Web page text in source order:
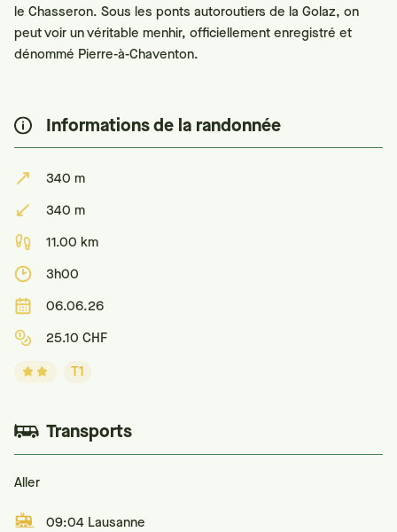
le Chasseron. Sous les ponts autoroutiers de la Golaz, on
peut voir un véritable menhir, officiellement enregistré et
dénommé Pierre-à-Chaventon.
Informations de la randonnée
340 m
340 m
11.00 km
3h00
06.06.26
25.10 CHF
T1
Transports
Aller
09:04 Lausanne